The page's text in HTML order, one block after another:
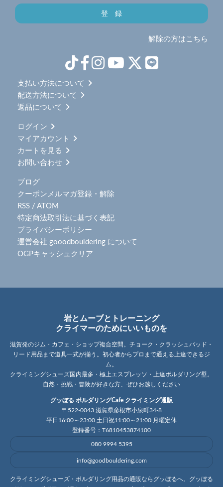
解除の方はこちら
支払い方法について
配送方法について
返品について
ログイン
マイアカウント
カートを見る
お問い合わせ
ブログ
クーポンメルマガ登録・解除
RSS / ATOM
特定商法取引法に基づく表記
プライバシーポリシー
運営会社 gooodbouldering について
OGPキャッシュクリア
岩とムーブとトレーニング
クライマーのためにいいものを
滋賀発のジム・カフェ・ショップ複合空間。チョーク・クラッシュパッド・
リード用品まで道具一式が揃う。初心者からプロまで通える上達できるジ
ム。
クライミングシューズ国内最多・極上エスプレッソ・上達ボルダリング壁。
自然・挑戦・冒険が好きな方、ぜひお越しください
グッぼる ボルダリングCafe クライミング通販
〒522-0043 滋賀県彦根市小泉町34-8
平日16:00～23:00 土日祝11:00～21:00 月曜定休
登録番号：T6810453874100
080 9994 5395
info@goodbouldering.com
クライミングシューズ・ボルダリング用品の通販ならグッぼるへ。グッぼる